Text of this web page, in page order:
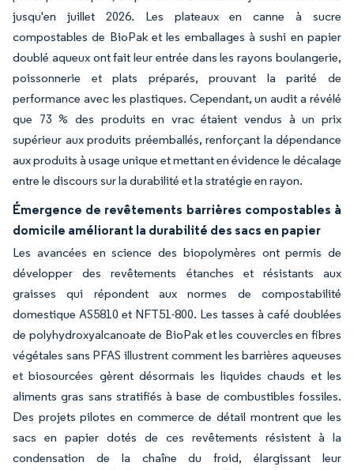
jusqu'en juillet 2026. Les plateaux en canne à sucre
compostables de BioPak et les emballages à sushi en papier
doublé aqueux ont fait leur entrée dans les rayons boulangerie,
poissonnerie et plats préparés, prouvant la parité de
performance avec les plastiques. Cependant, un audit a révélé
que 73 % des produits en vrac étaient vendus à un prix
supérieur aux produits préemballés, renforçant la dépendance
aux produits à usage unique et mettant en évidence le décalage
entre le discours sur la durabilité et la stratégie en rayon.
Émergence de revêtements barrières compostables à
domicile améliorant la durabilité des sacs en papier
Les avancées en science des biopolymères ont permis de
développer des revêtements étanches et résistants aux
graisses qui répondent aux normes de compostabilité
domestique AS5810 et NFT51-800. Les tasses à café doublées
de polyhydroxyalcanoate de BioPak et les couvercles en fibres
végétales sans PFAS illustrent comment les barrières aqueuses
et biosourcées gèrent désormais les liquides chauds et les
aliments gras sans stratifiés à base de combustibles fossiles.
Des projets pilotes en commerce de détail montrent que les
sacs en papier dotés de ces revêtements résistent à la
condensation de la chaîne du froid, élargissant leur